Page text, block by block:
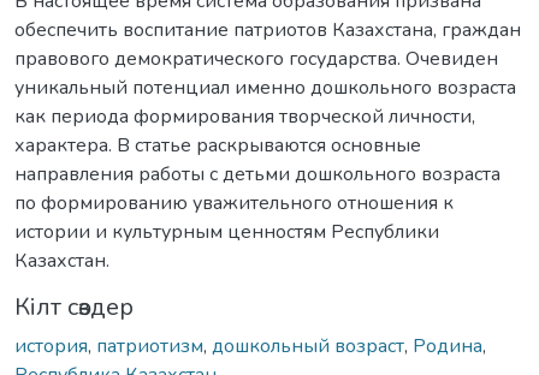
обеспечить воспитание патриотов Казахстана, граждан
правового демократического государства. Очевиден
уникальный потенциал именно дошкольного возраста
как периода формирования творческой личности,
характера. В статье раскрываются основные
направления работы с детьми дошкольного возраста
по формированию уважительного отношения к
истории и культурным ценностям Республики
Казахстан.
Кілт сөздер
история, патриотизм, дошкольный возраст, Родина,